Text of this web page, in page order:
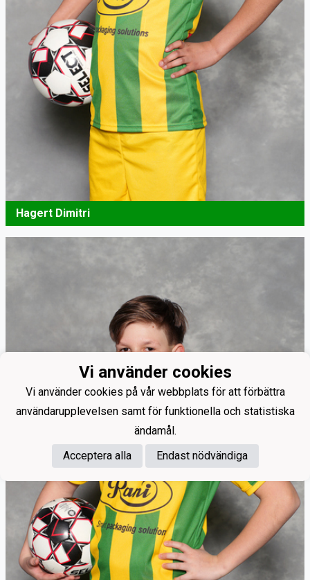
Hagert Dimitri
Vi använder cookies
Vi använder cookies på vår webbplats för att förbättra
användarupplevelsen samt för funktionella och statistiska
ändamål.
Acceptera alla
Endast nödvändiga